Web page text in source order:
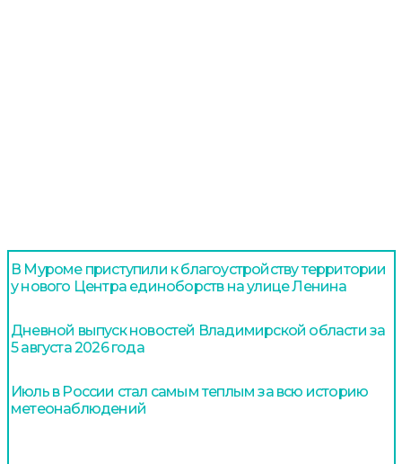
В Муроме приступили к благоустройству территории
у нового Центра единоборств на улице Ленина
Дневной выпуск новостей Владимирской области за
5 августа 2026 года
Июль в России стал самым теплым за всю историю
метеонаблюдений